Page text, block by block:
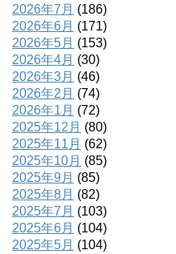
2026年7月 (186)
2026年6月 (171)
2026年5月 (153)
2026年4月 (30)
2026年3月 (46)
2026年2月 (74)
2026年1月 (72)
2025年12月 (80)
2025年11月 (62)
2025年10月 (85)
2025年9月 (85)
2025年8月 (82)
2025年7月 (103)
2025年6月 (104)
2025年5月 (104)